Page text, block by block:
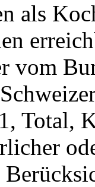
als
vom
Total,